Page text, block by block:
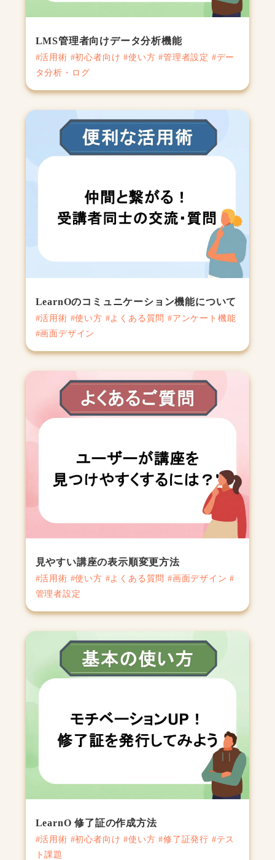
LMS管理者向けデータ分析機能
#活用術 #初心者向け #使い方 #管理者設定 #デー
タ分析・ログ
LearnOのコミュニケーション機能について
#活用術 #使い方 #よくある質問 #アンケート機能
#画面デザイン
見やすい講座の表示順変更方法
#活用術 #使い方 #よくある質問 #画面デザイン #
管理者設定
LearnO 修了証の作成方法
#活用術 #初心者向け #使い方 #修了証発行 #テス
ト課題